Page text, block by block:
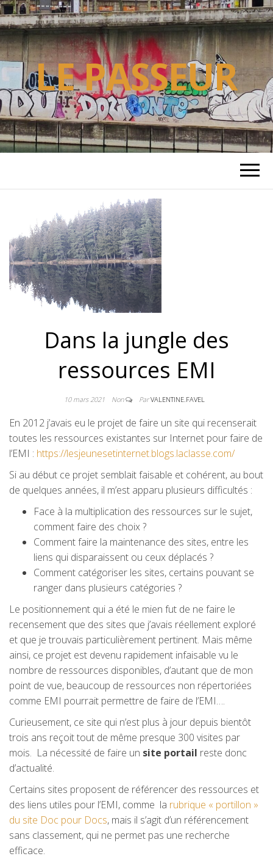
LE PASSEUR
Dans la jungle des
ressources EMI
10 mars 2021 Non ParVALENTINE.FAVEL
En 2012 j’avais eu le projet de faire un site qui recenserait
toutes les ressources existantes sur Internet pour faire de
l’EMI : https://lesjeunesetinternet.blogs.laclasse.com/
Si au début ce projet semblait faisable et cohérent, au bout
de quelques années, il m’est apparu plusieurs difficultés :
Face à la multiplication des ressources sur le sujet,
comment faire des choix ?
Comment faire la maintenance des sites, entre les
liens qui disparaissent ou ceux déplacés ?
Comment catégoriser les sites, certains pouvant se
ranger dans plusieurs catégories ?
Le positionnement qui a été le mien fut de ne faire le
recensement que des sites que j’avais réellement exploré
et que je trouvais particulièrement pertinent. Mais même
ainsi, ce projet est devenu rapidement infaisable vu le
nombre de ressources disponibles, d’autant que de mon
point de vue, beaucoup de ressources non répertoriées
comme EMI pourrait permettre de faire de l’EMI….
Curieusement, ce site qui n’est plus à jour depuis bientôt
trois ans reçoit tout de même presque 300 visites par
mois. La nécessité de faire un site portail reste donc
d’actualité.
Certains sites proposent de référencer des ressources et
des liens utiles pour l’EMI, comme la rubrique « portillon »
du site Doc pour Docs, mais il s’agit d’un référencement
sans classement, qui ne permet pas une recherche
efficace.